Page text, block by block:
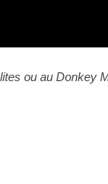
ou au Donkey